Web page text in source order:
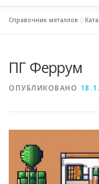
МЕТАЛЛЫ И
СВОЙСТВА
Справочник металлов »
ПГ Феррум
ОПУБЛИКОВАНО